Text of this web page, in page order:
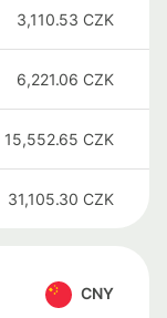
3,110.53 CZK
6,221.06 CZK
15,552.65 CZK
31,105.30 CZK
CNY